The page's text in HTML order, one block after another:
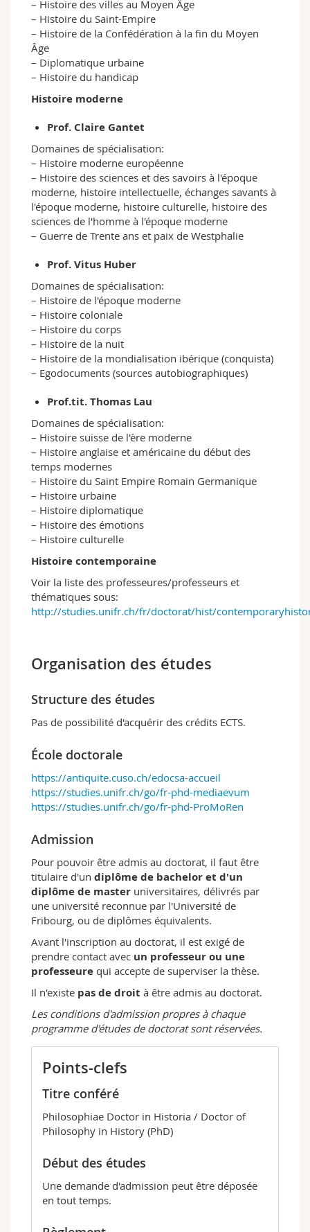
– Histoire des villes au Moyen Âge
– Histoire du Saint-Empire
– Histoire de la Confédération à la fin du Moyen
Âge
– Diplomatique urbaine
– Histoire du handicap
Histoire moderne
Prof. Claire Gantet
Domaines de spécialisation:
– Histoire moderne européenne
– Histoire des sciences et des savoirs à l'époque
moderne, histoire intellectuelle, échanges savants à
l'époque moderne, histoire culturelle, histoire des
sciences de l'homme à l'époque moderne
– Guerre de Trente ans et paix de Westphalie
Prof. Vitus Huber
Domaines de spécialisation:
– Histoire de l'époque moderne
– Histoire coloniale
– Histoire du corps
– Histoire de la nuit
– Histoire de la mondialisation ibérique (conquista)
– Egodocuments (sources autobiographiques)
Prof.tit. Thomas Lau
Domaines de spécialisation:
– Histoire suisse de l'ère moderne
– Histoire anglaise et américaine du début des
temps modernes
– Histoire du Saint Empire Romain Germanique
– Histoire urbaine
– Histoire diplomatique
– Histoire des émotions
– Histoire culturelle
Histoire contemporaine
Voir la liste des professeures/professeurs et
thématiques sous:
http://studies.unifr.ch/fr/doctorat/hist/
Organisation des études
Structure des études
Pas de possibilité d'acquérir des crédits ECTS.
École doctorale
https://antiquite.cuso.ch/edocsa-accueil
https://studies.unifr.ch/go/fr-phd-mediaevum
https://studies.unifr.ch/go/fr-phd-ProMoRen
Admission
Pour pouvoir être admis au doctorat, il faut être
titulaire d'un diplôme de bachelor et d'un
diplôme de master universitaires, délivrés par
une université reconnue par l'Université de
Fribourg, ou de diplômes équivalents.
Avant l'inscription au doctorat, il est exigé de
prendre contact avec un professeur ou une
professeure qui accepte de superviser la thèse.
Il n'existe pas de droit à être admis au doctorat.
Les conditions d'admission propres à chaque
programme d'études de doctorat sont réservées.
Points-clefs
Titre conféré
Philosophiae Doctor in Historia / Doctor of
Philosophy in History (PhD)
Début des études
Une demande d'admission peut être déposée
en tout temps.